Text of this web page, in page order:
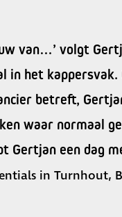
van…’ volgt
in het
betreft,
waar normaal
Gertjan een dag
in Turnhout,